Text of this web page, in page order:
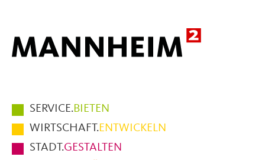
Hauptmenüpunkte
im
Fußbereich
der
SERVICE.BIETEN
WIRTSCHAFT.ENTWICKELN
STADT.GESTALTEN